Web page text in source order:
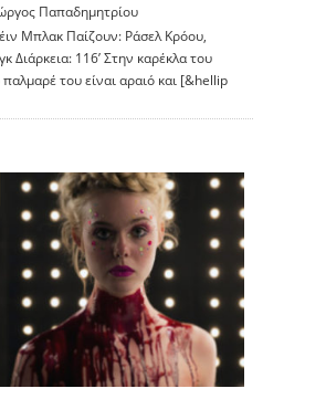
Παπαδημητρίου
Μπλακ Παίζουν: Ράσελ Κρόου,
Διάρκεια: 116’ Στην καρέκλα του
του είναι αραιό και [&hellip